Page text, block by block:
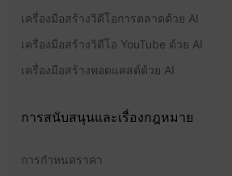
เครื่องมือสร้างวิดีโอการตลาดด้วย AI
เครื่องมือสร้างวิดีโอ YouTube ด้วย AI
เครื่องมือสร้างพอดแคสต์ด้วย AI
การสนับสนุนและเรื่องกฎหมาย
การกำหนดราคา